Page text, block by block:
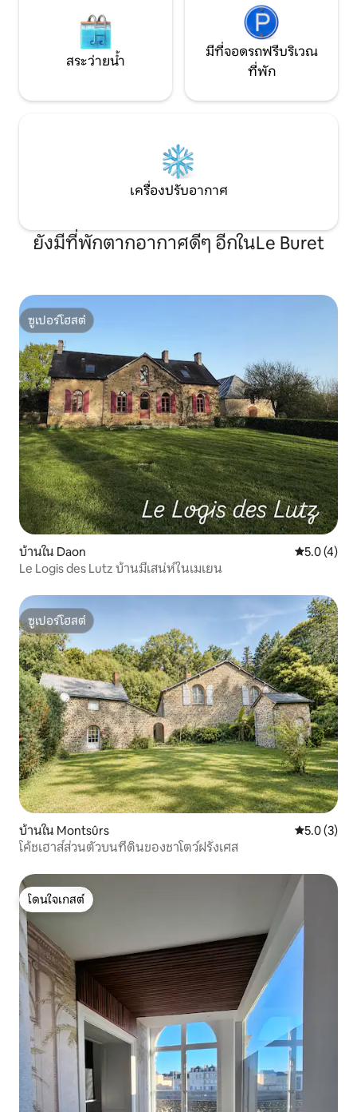
สระว่ายน้ำ
มีที่จอดรถฟรีบริเวณ
ที่พัก
เครื่องปรับอากาศ
ยังมีที่พักตากอากาศดีๆ อีกในLe Buret
ซูเปอร์โฮสต์
ซูเปอร์โฮสต์
บ้านใน Daon คะแนนเฉลี่
5.0 (4)
Le Logis des Lutz บ้านมีเสน่ห์ในเมเยน
ซูเปอร์โฮสต์
ซูเปอร์โฮสต์
บ้านใน Montsûrs คะแนนเฉลี่
5.0 (3)
โค้ชเฮาส์ส่วนตัวบนที่ดินของชาโตว์ฝรั่งเศส
โดนใจเกสต์
โดนใจเกสต์